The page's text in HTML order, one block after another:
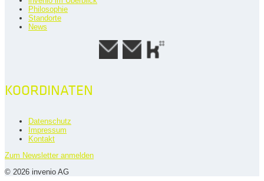
Philosophie
Standorte
News
KOORDINATEN
Datenschutz
Impressum
Kontakt
Zum Newsletter anmelden
© 2026 invenio AG